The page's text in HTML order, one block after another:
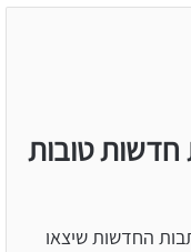
חדשות טובות
החדשות שיצאו